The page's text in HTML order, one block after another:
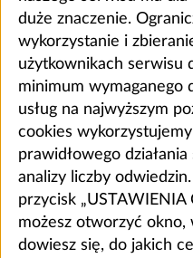
duże znaczenie.
wykorzystanie i
użytkownikach serwisu
minimum wymaganego
usług na najwyższym
cookies
prawidłowego
analizy liczby
przycisk „USTAWIENIA
możesz otworzyć okno,
dowiesz się, do jakich